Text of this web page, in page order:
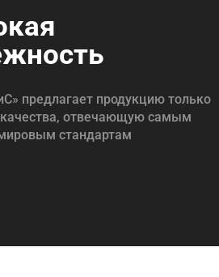
предлагает продукцию только
отвечающую самым
стандартам